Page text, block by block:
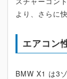
より、さらに
エアコン
BMW X1 は3